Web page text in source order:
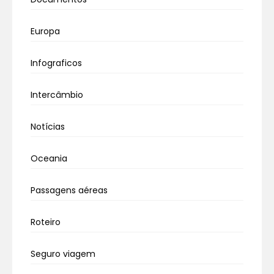
Europa
Infograficos
Intercâmbio
Notícias
Oceania
Passagens aéreas
Roteiro
Seguro viagem